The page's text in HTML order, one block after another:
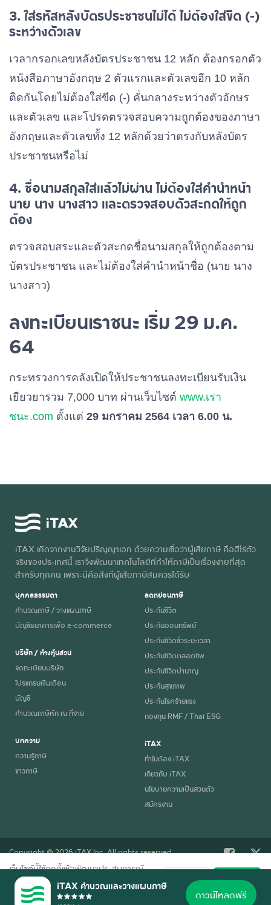
3. ใส่รหัสหลังบัตรประชาชนไม่ได้ ไม่ต้องใส่ขีด (-)
ระหว่างตัวเลข
เวลากรอกเลขหลังบัตรประชาชน 12 หลัก ต้องกรอกตัว
หนังสือภาษาอังกฤษ 2 ตัวแรกและตัวเลขอีก 10 หลัก
ติดกันโดยไม่ต้องใส่ขีด (-) คั่นกลางระหว่างตัวอักษร
และตัวเลข และโปรดตรวจสอบความถูกต้องของภาษา
อังกฤษและตัวเลขทั้ง 12 หลักด้วยว่าตรงกับหลังบัตร
ประชาชนหรือไม่
4. ชื่อนามสกุลใส่แล้วไม่ผ่าน ไม่ต้องใส่คำนำหน้า
นาย นาง นางสาว และตรวจสอบตัวสะกดให้ถูก
ต้อง
ตรวจสอบสระและตัวสะกดชื่อนามสกุลให้ถูกต้องตาม
บัตรประชาชน และไม่ต้องใส่คำนำหน้าชื่อ (นาย นาง
นางสาว)
ลงทะเบียนเราชนะ เริ่ม 29 ม.ค.
64
กระทรวงการคลังเปิดให้ประชาชนลงทะเบียนรับเงิน
เยียวยารวม 7,000 บาท ผ่านเว็บไซต์ www.เรา
ชนะ.com ตั้งแต่ 29 มกราคม 2564 เวลา 6.00 น.
iTAX เกิดจากงานวิจัยปริญญาเอก ด้วยความเชื่อว่าผู้เสียภาษี คือฮีโร่ตัว
จริงของประเทศนี้ เราจึงพัฒนาเทคโนโลยีที่ทำให้ภาษีเป็นเรื่องง่ายที่สุด
สำหรับทุกคน เพราะนี่คือสิ่งที่ผู้เสียภาษีสมควรได้รับ
บุคคลธรรมดา
คำนวณภาษี / วางแผนภาษี
บัญชีธนาคารเพื่อ e-commerce
บริษัท / ห้างหุ้นส่วน
จดทะเบียนบริษัท
โปรแกรมเงินเดือน
บัญชี
คำนวณภาษีหัก ณ ที่จ่าย
บทความ
ความรู้ภาษี
ข่าวภาษี
ลดหย่อนภาษี
ประกันชีวิต
ประกันออมทรัพย์
ประกันชีวิตชั่วระยะเวลา
ประกันชีวิตตลอดชีพ
ประกันชีวิตบำนาญ
ประกันสุขภาพ
ประกันโรคร้ายแรง
กองทุน RMF / Thai ESG
iTAX
ทำไมต้อง iTAX
เกี่ยวกับ iTAX
นโยบายความเป็นส่วนตัว
สมัครงาน
Copyright © 2026 iTAX Inc. All rights reserved.
เว็บไซต์นี้ใช้คุกกี้เพื่อพัฒนาประสบการณ์
การใช้งานที่ดี อ่านรายละเอียดการใช้คุกกี้
ตามนโยบายความเป็นส่วนตัวของเรา
ปฏิเสธ ยอมรับ
iTAX คำนวณและวางแผนภาษี
ดาวน์โหลดฟรี